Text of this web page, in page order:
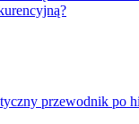
przewodnik po